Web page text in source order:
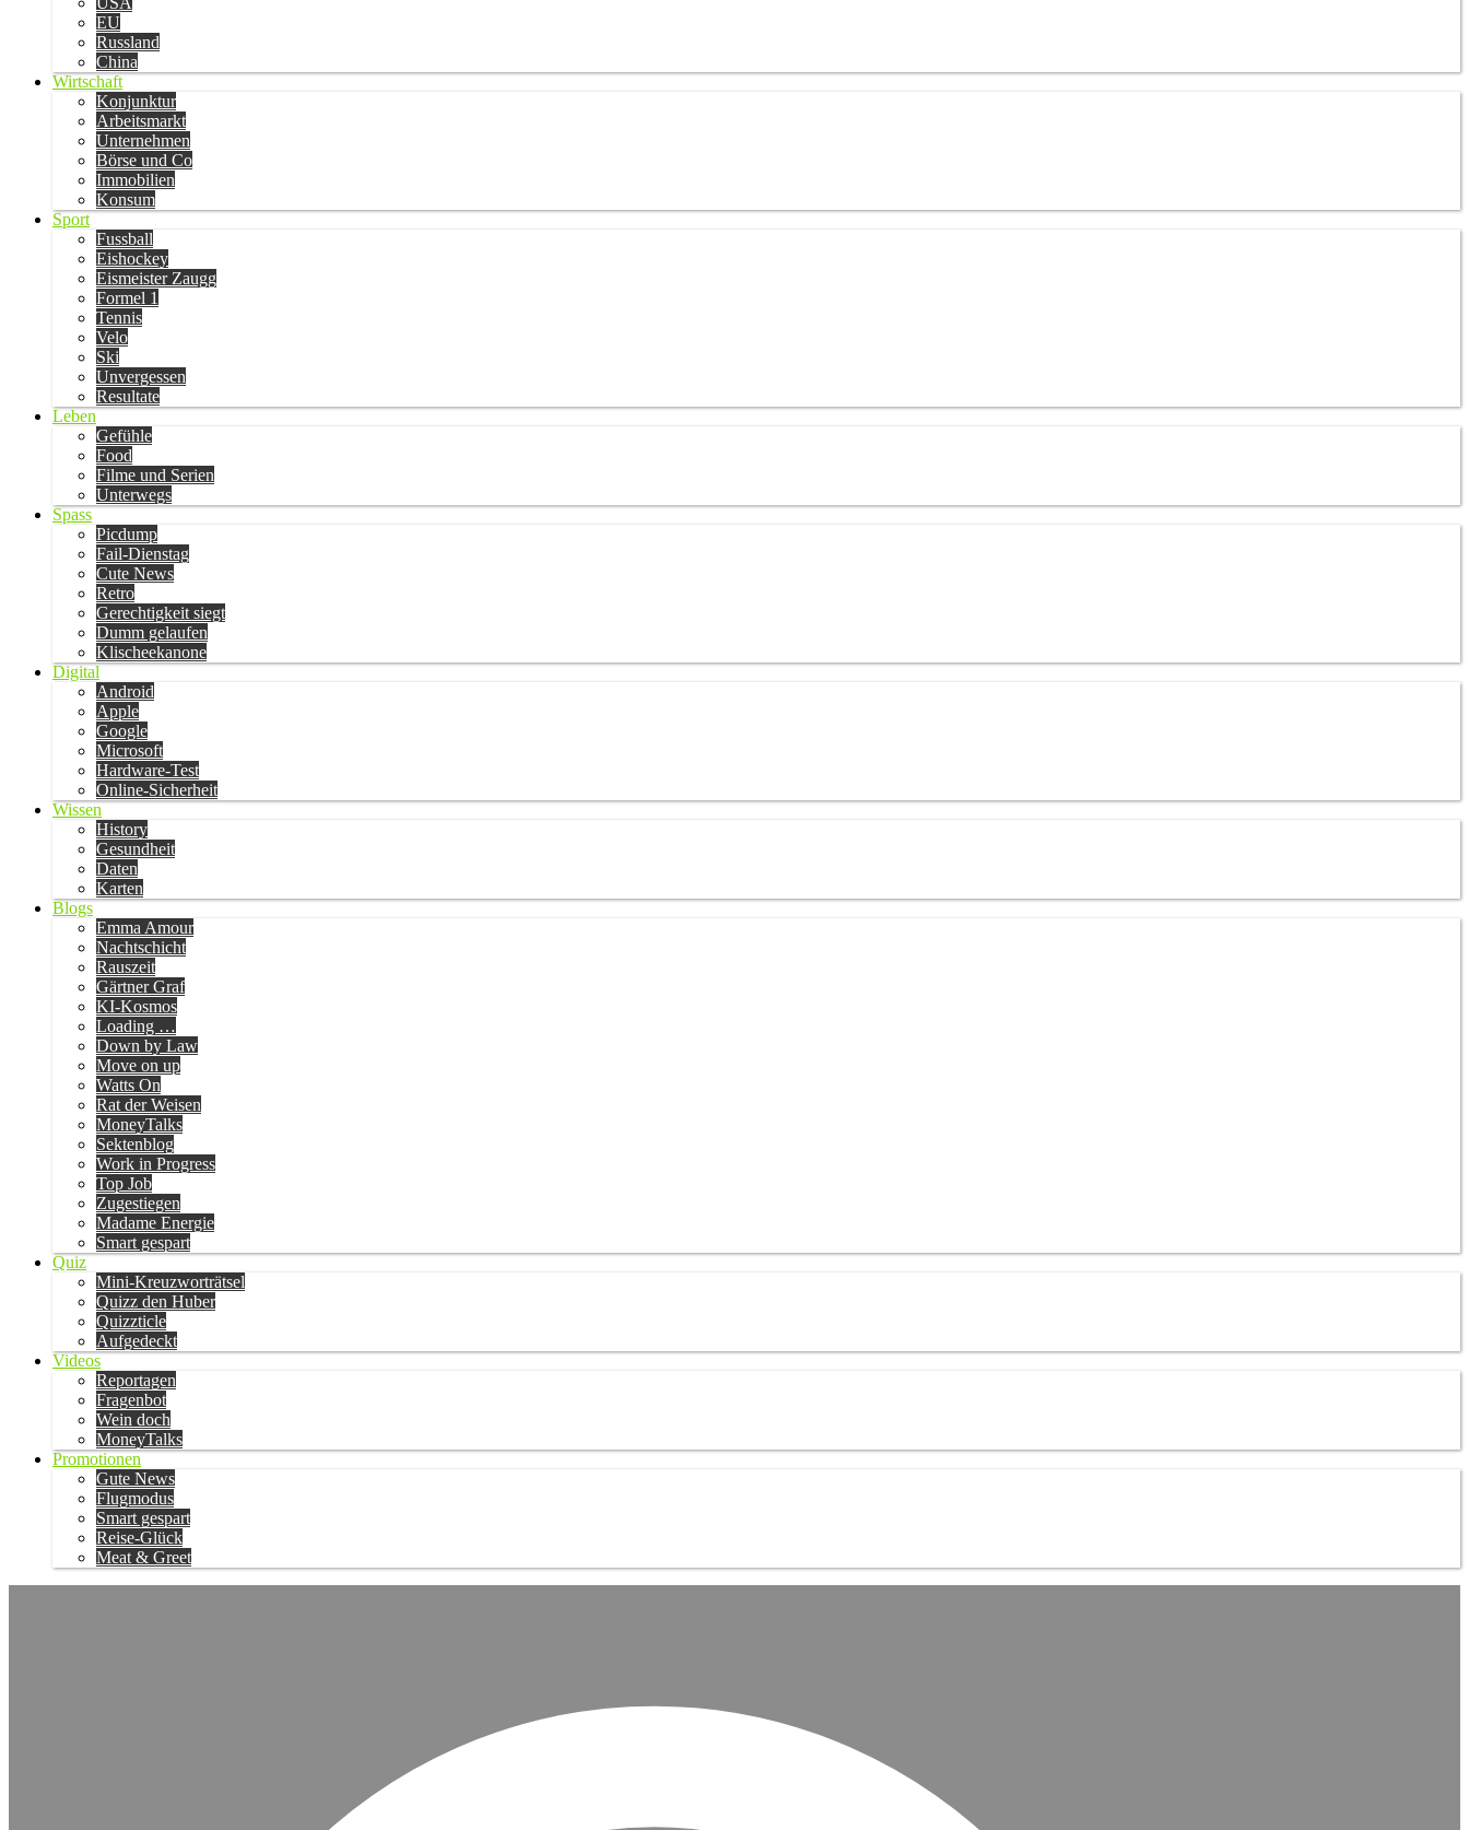
EU
Russland
China
Wirtschaft
Konjunktur
Arbeitsmarkt
Unternehmen
Börse und Co
Immobilien
Konsum
Sport
Fussball
Eishockey
Eismeister Zaugg
Formel 1
Tennis
Velo
Ski
Unvergessen
Resultate
Leben
Gefühle
Food
Filme und Serien
Unterwegs
Spass
Picdump
Fail-Dienstag
Cute News
Retro
Gerechtigkeit siegt
Dumm gelaufen
Klischeekanone
Digital
Android
Apple
Google
Microsoft
Hardware-Test
Online-Sicherheit
Wissen
History
Gesundheit
Daten
Karten
Blogs
Emma Amour
Nachtschicht
Rauszeit
Gärtner Graf
KI-Kosmos
Loading …
Down by Law
Move on up
Watts On
Rat der Weisen
MoneyTalks
Sektenblog
Work in Progress
Top Job
Zugestiegen
Madame Energie
Smart gespart
Quiz
Mini-Kreuzworträtsel
Quizz den Huber
Quizzticle
Aufgedeckt
Videos
Reportagen
Fragenbot
Wein doch
MoneyTalks
Promotionen
Gute News
Flugmodus
Smart gespart
Reise-Glück
Meat & Greet